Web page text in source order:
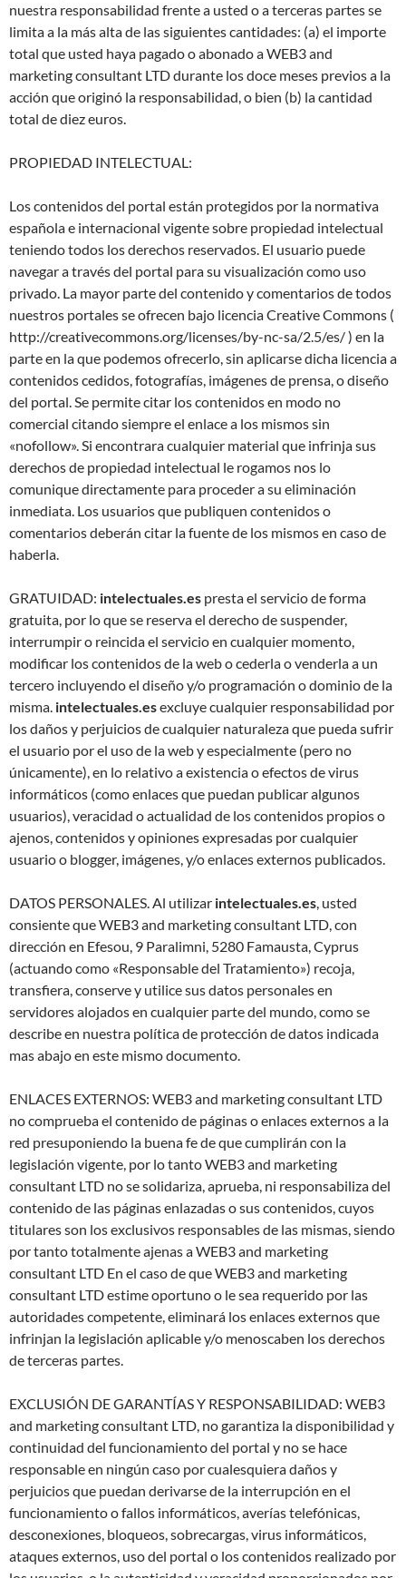
nuestra responsabilidad frente a usted o a terceras partes se
limita a la más alta de las siguientes cantidades: (a) el importe
total que usted haya pagado o abonado a WEB3 and
marketing consultant LTD durante los doce meses previos a la
acción que originó la responsabilidad, o bien (b) la cantidad
total de diez euros.
PROPIEDAD INTELECTUAL:
Los contenidos del portal están protegidos por la normativa
española e internacional vigente sobre propiedad intelectual
teniendo todos los derechos reservados. El usuario puede
navegar a través del portal para su visualización como uso
privado. La mayor parte del contenido y comentarios de todos
nuestros portales se ofrecen bajo licencia Creative Commons (
http://creativecommons.org/licenses/by-nc-sa/2.5/es/ ) en la
parte en la que podemos ofrecerlo, sin aplicarse dicha licencia a
contenidos cedidos, fotografías, imágenes de prensa, o diseño
del portal. Se permite citar los contenidos en modo no
comercial citando siempre el enlace a los mismos sin
«nofollow». Si encontrara cualquier material que infrinja sus
derechos de propiedad intelectual le rogamos nos lo
comunique directamente para proceder a su eliminación
inmediata. Los usuarios que publiquen contenidos o
comentarios deberán citar la fuente de los mismos en caso de
haberla.
GRATUIDAD: intelectuales.es presta el servicio de forma
gratuita, por lo que se reserva el derecho de suspender,
interrumpir o reincida el servicio en cualquier momento,
modificar los contenidos de la web o cederla o venderla a un
tercero incluyendo el diseño y/o programación o dominio de la
misma. intelectuales.esexcluye cualquier responsabilidad por
los daños y perjuicios de cualquier naturaleza que pueda sufrir
el usuario por el uso de la web y especialmente (pero no
únicamente), en lo relativo a existencia o efectos de virus
informáticos (como enlaces que puedan publicar algunos
usuarios), veracidad o actualidad de los contenidos propios o
ajenos, contenidos y opiniones expresadas por cualquier
usuario o blogger, imágenes, y/o enlaces externos publicados.
DATOS PERSONALES. Al utilizar intelectuales.es, usted
consiente que WEB3 and marketing consultant LTD, con
dirección en Efesou, 9 Paralimni, 5280 Famausta, Cyprus
(actuando como «Responsable del Tratamiento») recoja,
transfiera, conserve y utilice sus datos personales en
servidores alojados en cualquier parte del mundo, como se
describe en nuestra política de protección de datos indicada
mas abajo en este mismo documento.
ENLACES EXTERNOS: WEB3 and marketing consultant LTD
no comprueba el contenido de páginas o enlaces externos a la
red presuponiendo la buena fe de que cumplirán con la
legislación vigente, por lo tanto WEB3 and marketing
consultant LTD no se solidariza, aprueba, ni responsabiliza del
contenido de las páginas enlazadas o sus contenidos, cuyos
titulares son los exclusivos responsables de las mismas, siendo
por tanto totalmente ajenas a WEB3 and marketing
consultant LTD En el caso de que WEB3 and marketing
consultant LTD estime oportuno o le sea requerido por las
autoridades competente, eliminará los enlaces externos que
infrinjan la legislación aplicable y/o menoscaben los derechos
de terceras partes.
EXCLUSIÓN DE GARANTÍAS Y RESPONSABILIDAD: WEB3
and marketing consultant LTD, no garantiza la disponibilidad y
continuidad del funcionamiento del portal y no se hace
responsable en ningún caso por cualesquiera daños y
perjuicios que puedan derivarse de la interrupción en el
funcionamiento o fallos informáticos, averías telefónicas,
desconexiones, bloqueos, sobrecargas, virus informáticos,
ataques externos, uso del portal o los contenidos realizado por